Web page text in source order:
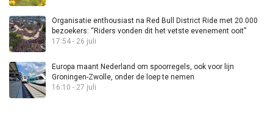
Organisatie enthousiast na Red Bull District Ride met 20.000
bezoekers: “Riders vonden dit het vetste evenement ooit”
17:54 - 26 juli
Europa maant Nederland om spoorregels, ook voor lijn
Groningen-Zwolle, onder de loep te nemen
16:10 - 27 juli